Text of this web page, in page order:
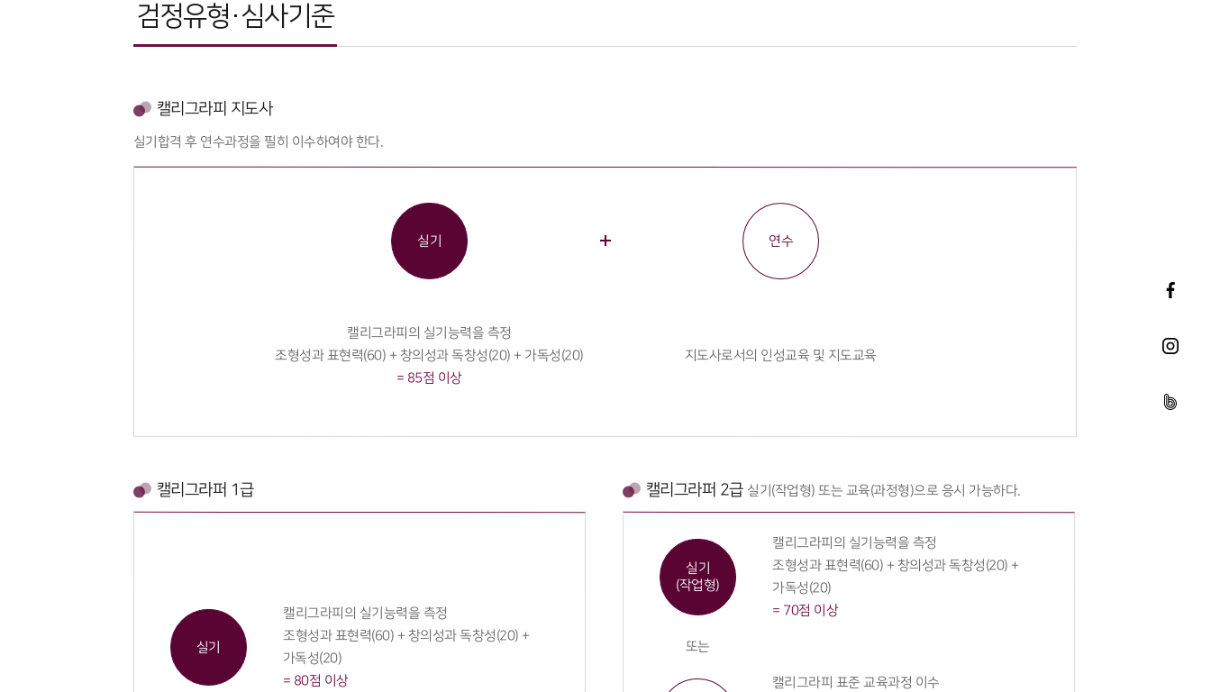
검정유형·심사기준
캘리그라피 지도사
실기합격 후 연수과정을 필히 이수하여야 한다.
실기
캘리그라피의 실기능력을 측정
조형성과 표현력(60) + 창의성과 독창성(20) + 가독성(20)
= 85점 이상
연수
지도사로서의 인성교육 및 지도교육
캘리그라퍼 1급
실기
캘리그라피의 실기능력을 측정
조형성과 표현력(60) + 창의성과 독창성(20) +
가독성(20)
= 80점 이상
캘리그라퍼 2급 실기(작업형) 또는 교육(과정형)으로 응시 가능하다.
실기
(작업형)
캘리그라피의 실기능력을 측정
조형성과 표현력(60) + 창의성과 독창성(20) +
가독성(20)
= 70점 이상
또는
캘리그라피 표준 교육과정 이수